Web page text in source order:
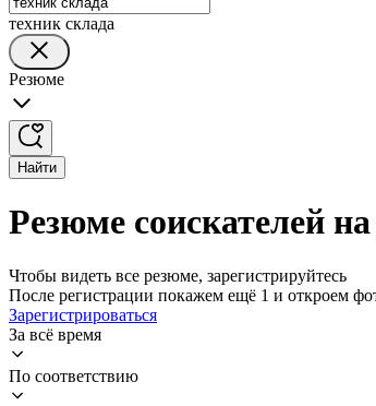
техник склада
Резюме
Найти
Резюме соискателей
Чтобы видеть все резюме, зарегистрируйтесь
После регистрации покажем ещё 1 и откроем
Зарегистрироваться
За всё время
По соответствию